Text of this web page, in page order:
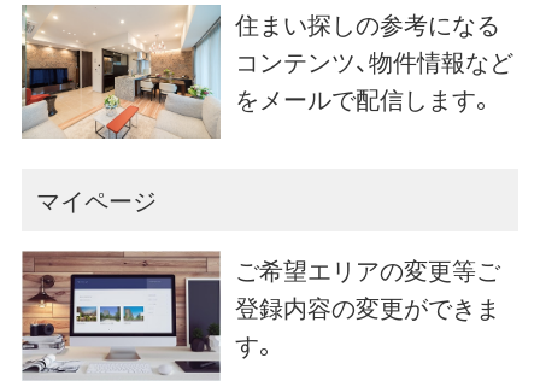
住まい探しの参考になる
コンテンツ、物件情報など
をメールで配信します。
マイページ
ご希望エリアの変更等ご
登録内容の変更ができま
す。